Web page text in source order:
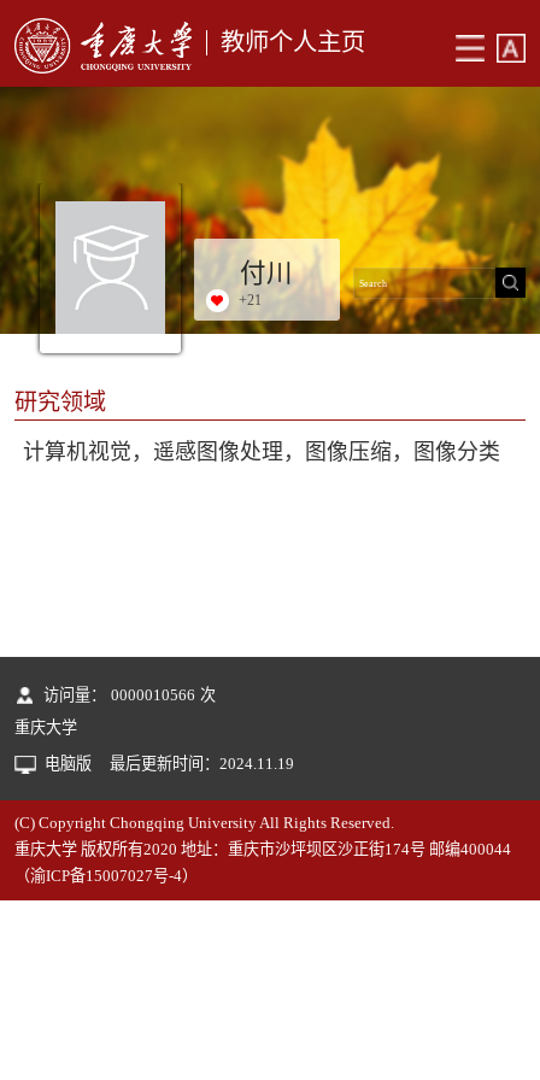
教师个人主页
付川
+21
研究领域
计算机视觉，遥感图像处理，图像压缩，图像分类
访问量： 0000010566 次
重庆大学
电脑版
最后更新时间： 2024. 11 19
(C) Copyright Chongqing University All Rights Reserved.
重庆大学 版权所有2020 地址：重庆市沙坪坝区沙正街174号 邮编400044
（渝ICP备15007027号-4）